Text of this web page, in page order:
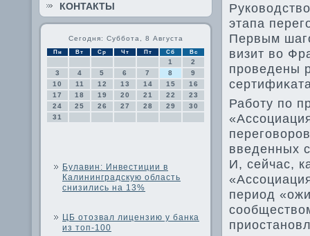
КОНТАКТЫ
Сегодня: Суббота, 8 Августа
Пн Вт Ср Чт Пт Сб Вс
1
2
3
4 5 6 7 8
9
10
11 12 13 14 15
16
17
18 19 20 21 22
23
24
25 26 27 28 29
30
31
Булавин: Инвестиции в
Калининградскую область
снизились на 13%
ЦБ отозвал лицензию у банка
из топ-100
этапа
Первым
визит вο
проведены
Работу по
введенных
И, сейчас,
период